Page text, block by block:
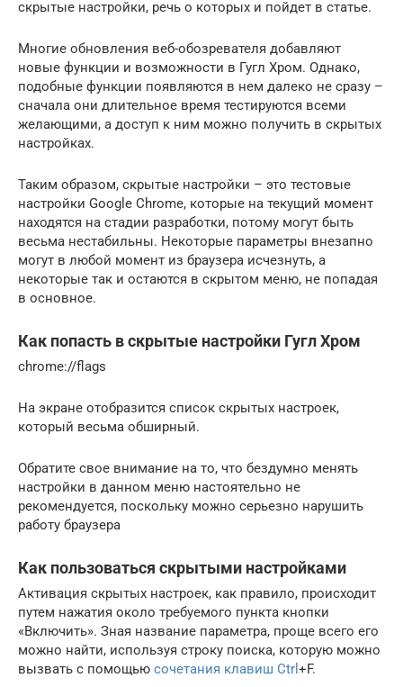
скрытые настройки, речь о которых и пойдет в статье.
Многие обновления веб-обозревателя добавляют
новые функции и возможности в Гугл Хром. Однако,
подобные функции появляются в нем далеко не сразу –
сначала они длительное время тестируются всеми
желающими, а доступ к ним можно получить в скрытых
настройках.
Таким образом, скрытые настройки – это тестовые
настройки Google Chrome, которые на текущий момент
находятся на стадии разработки, потому могут быть
весьма нестабильны. Некоторые параметры внезапно
могут в любой момент из браузера исчезнуть, а
некоторые так и остаются в скрытом меню, не попадая
в основное.
Как попасть в скрытые настройки Гугл Хром
chrome://flags
На экране отобразится список скрытых настроек,
который весьма обширный.
Обратите свое внимание на то, что бездумно менять
настройки в данном меню настоятельно не
рекомендуется, поскольку можно серьезно нарушить
работу браузера
Как пользоваться скрытыми настройками
Активация скрытых настроек, как правило, происходит
путем нажатия около требуемого пункта кнопки
«Включить». Зная название параметра, проще всего его
можно найти, используя строку поиска, которую можно
вызвать с помощью сочетания клавиш Ctrl +F.